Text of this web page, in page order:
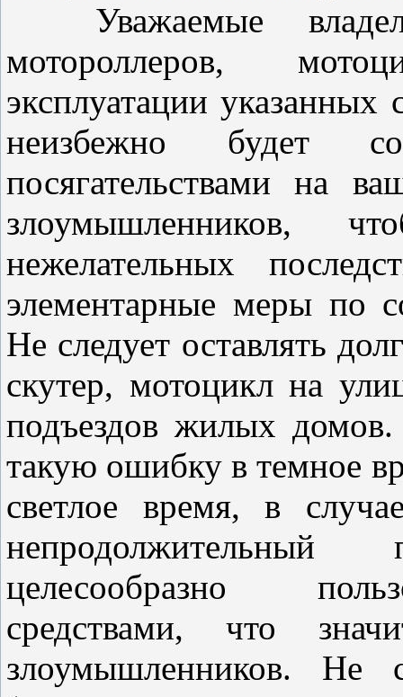
Уважаемые
мотороллеров,
эксплуатации указанных
неизбежно будет
посягательствами на
злоумышленников,
нежелательных
элементарные меры по
Не следует оставлять
скутер, мотоцикл на
подъездов жилых
такую ошибку в темное
светлое время, в
целесообразно
средствами, что
злоумышленников. Не